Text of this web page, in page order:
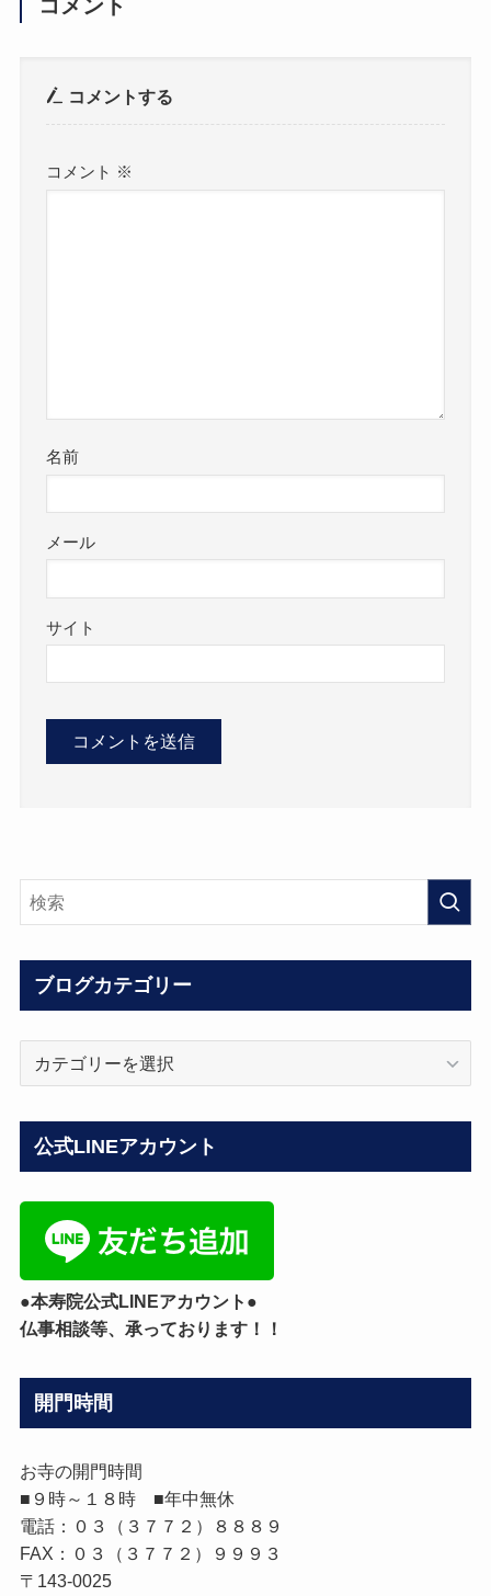
コメント
コメントする
コメント ※
名前
メール
サイト
ブログカテゴリー
公式LINEアカウント
●本寿院公式LINEアカウント●
仏事相談等、承っております！！
開門時間
お寺の開門時間
■９時～１８時 ■年中無休
電話：０３（３７７２）８８８９
FAX：０３（３７７２）９９９３
〒143-0025